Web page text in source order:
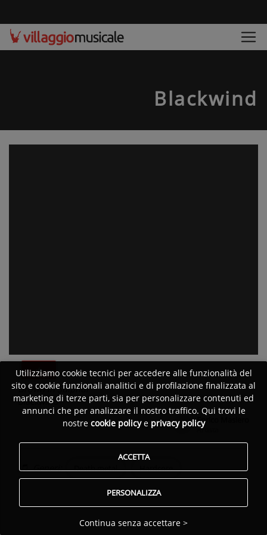
Blackwind
Drown in Sulphur
Blackwind
Pubblicato da: Enrico Masiero
Artista
Generi: Death metal Hardcore
Utilizziamo cookie tecnici per accedere alle funzionalità del
sito e cookie funzionali analitici e di profilazione finalizzata al
marketing di terze parti, sia per personalizzare contenuti ed
annunci che per analizzare il nostro traffico. Qui trovi le
nostre cookie policye privacy policy
ACCETTA
PERSONALIZZA
Continua senza accettare >